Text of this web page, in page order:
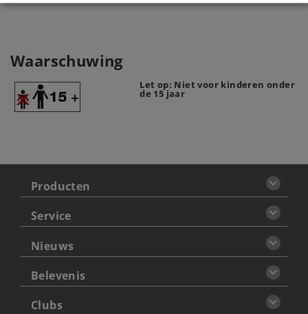
Waarschuwing
Let op: Niet voor kinderen onder
de 15 jaar
Producten
Service
Nieuws
Belevenis
Clubs